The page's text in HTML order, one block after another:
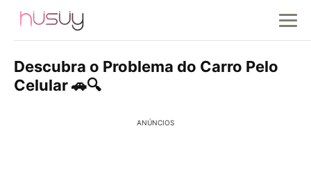
Descubra o Problema do Carro Pelo
Celular 🚗🔍
ANÚNCIOS